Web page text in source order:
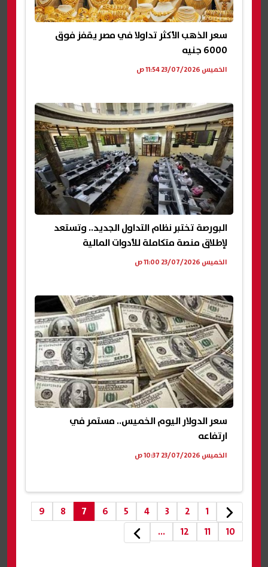
سعر الذهب الأكثر تداولا في مصر يقفز فوق
6000 جنيه
الخميس 23/07/2026 11:54 ص
البورصة تختبر نظام التداول الجديد.. وتستعد
لإطلاق منصة متكاملة للأدوات المالية
الخميس 23/07/2026 11:00 ص
سعر الدولار اليوم الخميس.. مستمر في
ارتفاعه
الخميس 23/07/2026 10:37 ص
1
2
3
4
5
6
7
8
9
10
11
12
...